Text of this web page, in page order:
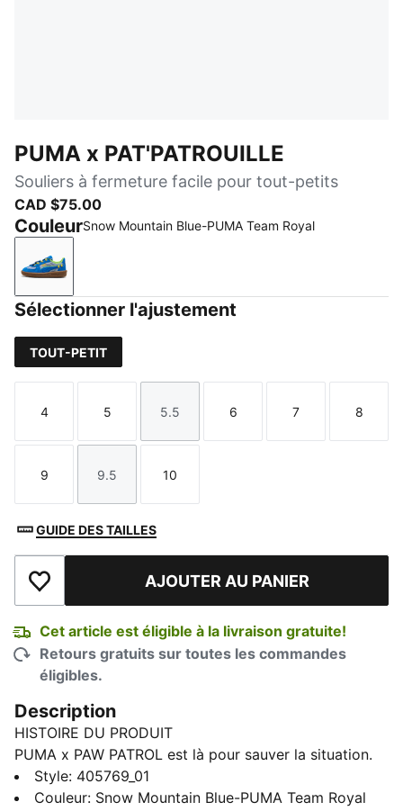
PUMA x PAT'PATROUILLE
Souliers à fermeture facile pour tout-petits
CAD $75.00
CouleurSnow Mountain Blue-PUMA Team Royal
Snow Mountain Blue-PUMA Team Royal
Sélectionner l'ajustement
TOUT-PETIT
Taille
4
Taille
5
Taille
5.5
Taille
6
Taille
7
Taille
8
Taille
9
Taille
9.5
Taille
10
GUIDE DES TAILLES
Ajouter à la liste de souhaits
AJOUTER AU PANIER
Cet article est éligible à la livraison gratuite!
Retours gratuits sur toutes les commandes
éligibles.
Description
HISTOIRE DU PRODUIT
PUMA x PAW PATROL est là pour sauver la situation.
Les chiots de la PAW Patrol plongent dans PUMA
Land, où un volcan grondant dans la jungle menace
Style: 405769_01
Couleur: Snow Mountain Blue-PUMA Team Royal